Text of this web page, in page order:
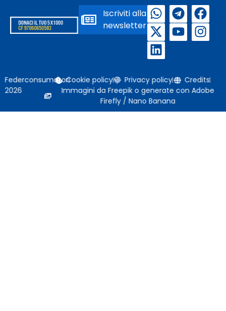
Iscriviti alla
newsletter
Federconsumatori
2026
Cookie policy Privacy policy
Credits
Immagini da Freepik o generate con Adobe
Firefly / Nano Banana